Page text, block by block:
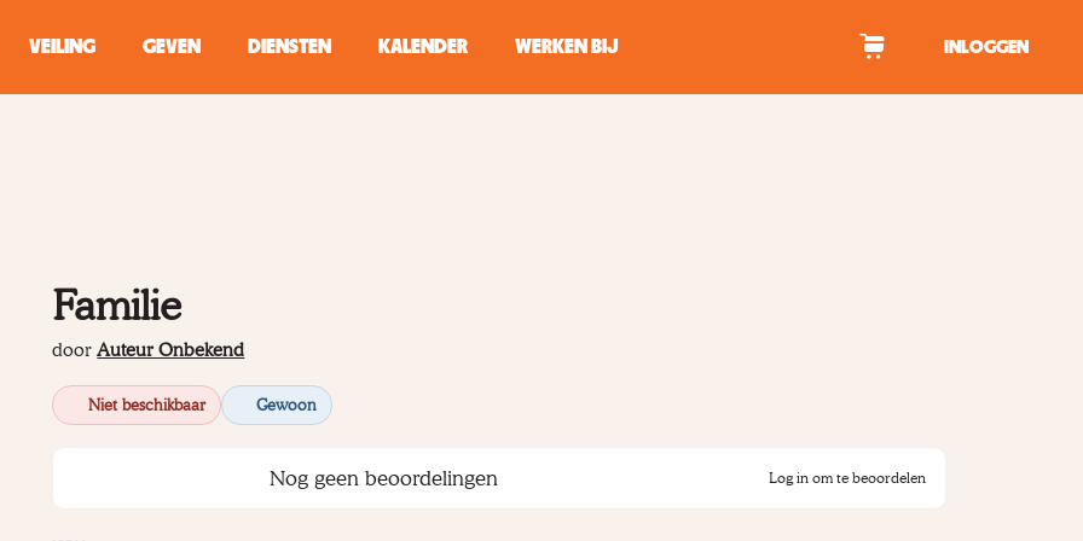
VEILING GEVEN DIENSTEN KALENDER WERKEN BIJ INLOGGEN
Familie
doorAuteur Onbekend
Niet beschikbaar Gewoon
Nog geen beoordelingen Log in om te beoordelen